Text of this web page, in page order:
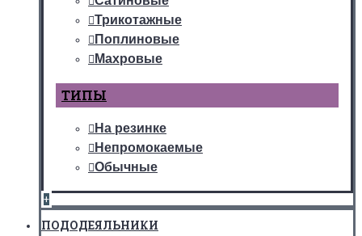
Трикотажные
Поплиновые
Махровые
ТИПЫ
На резинке
Непромокаемые
Обычные
+
ПОДОДЕЯЛЬНИКИ